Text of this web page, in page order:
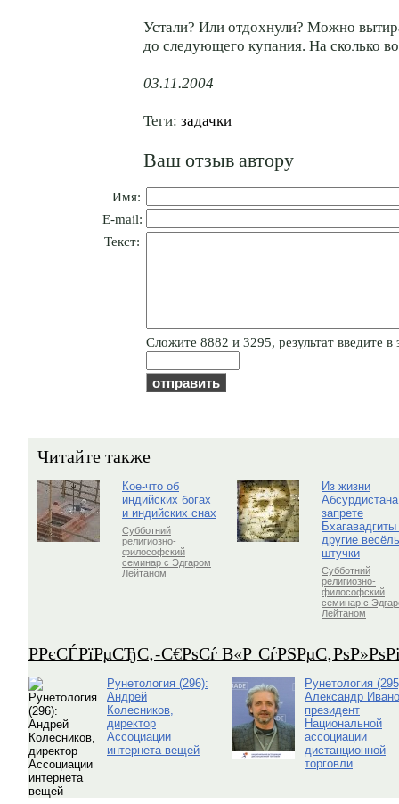
Устали? Или отдохнули? Можно
до следующего купания. На сколько
03.11.2004
Теги: задачки
Ваш отзыв автору
Имя:
E-mail:
Текст:
Cлoжитe 8882 и 3295, результат введите в
Читайте также
Кое-что об
индийских богах
и индийских снах
Субботний
религиозно-
философский
семинар с Эдгаром
Лейтаном
Из жизни
запрете
Бхагавадгиты
другие
штучки
Субботний
религиозно-
философский
семинар с
Лейтаном
Р­РєСЃРїРµСЂС‚-С€РѕСѓ В«Р
Рунетология (296):
Андрей
Колесников,
директор
Ассоциации
интернета вещей
Рунетология
Александр
президент
Национальной
ассоциации
дистанционной
торговли